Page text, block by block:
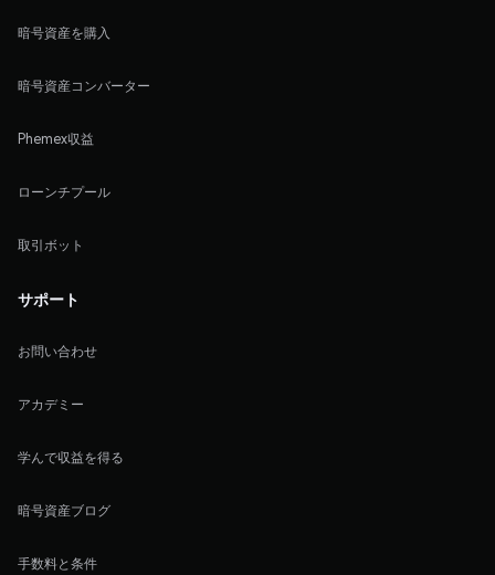
暗号資産を購入
暗号資産コンバーター
Phemex収益
ローンチプール
取引ボット
サポート
お問い合わせ
アカデミー
学んで収益を得る
暗号資産ブログ
手数料と条件